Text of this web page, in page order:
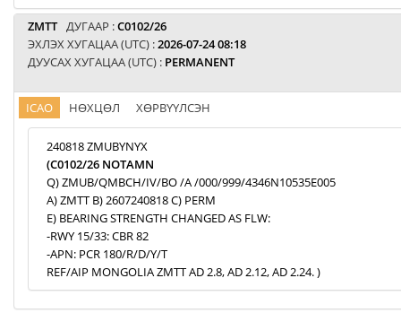
ZMTT ДУГААР :C0102/26
ЭХЛЭХ ХУГАЦАА (UTC) :2026-07-24 08:18
ДУУСАХ ХУГАЦАА (UTC) : PERMANENT
ICAO НӨХЦӨЛ ХӨРВҮҮЛСЭН
240818 ZMUBYNYX
(C0102/26 NOTAMN
Q) ZMUB/QMBCH/IV/BO /A /000/999/4346N10535E005
A) ZMTT B) 2607240818 C) PERM
E) BEARING STRENGTH CHANGED AS FLW:
-RWY 15/33: CBR 82
-APN: PCR 180/R/D/Y/T
REF/AIP MONGOLIA ZMTT AD 2.8, AD 2.12, AD 2.24. )